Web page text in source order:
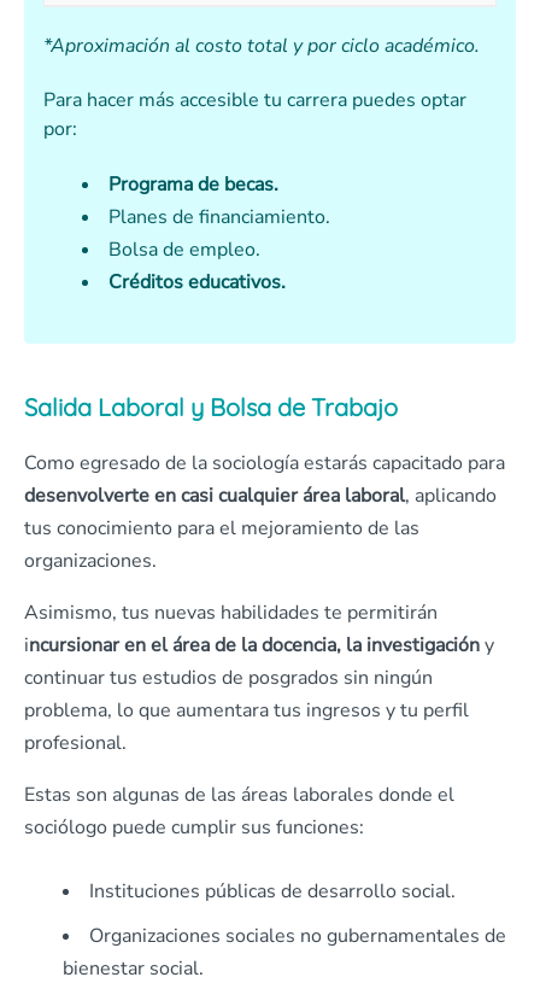
*Aproximación al costo total y por ciclo académico.
Para hacer más accesible tu carrera puedes optar
por:
Programa de becas.
Planes de financiamiento.
Bolsa de empleo.
Créditos educativos.
Salida Laboral y Bolsa de Trabajo
Como egresado de la sociología estarás capacitado para
desenvolverte en casi cualquier área laboral, aplicando
tus conocimiento para el mejoramiento de las
organizaciones.
Asimismo, tus nuevas habilidades te permitirán
incursionar en el área de la docencia, la investigacióny
continuar tus estudios de posgrados sin ningún
problema, lo que aumentara tus ingresos y tu perfil
profesional.
Estas son algunas de las áreas laborales donde el
sociólogo puede cumplir sus funciones:
Instituciones públicas de desarrollo social.
Organizaciones sociales no gubernamentales de
bienestar social.